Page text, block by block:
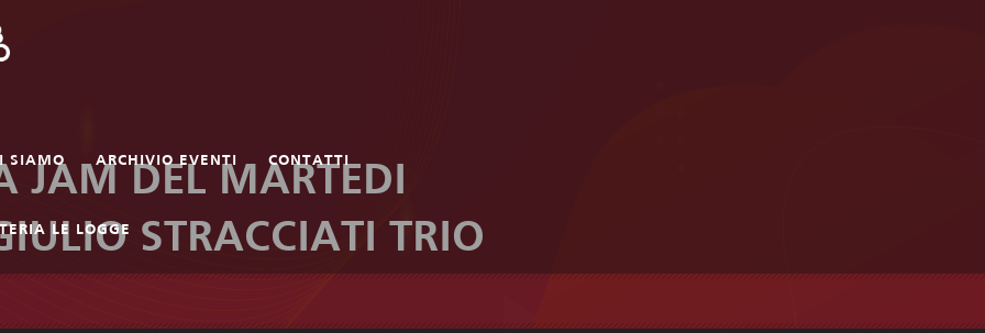
SIAMO ARCHIVIO EVENTI CONTATTI
LE LOGGE
JAM DEL MARTEDI
STRACCIATI TRIO